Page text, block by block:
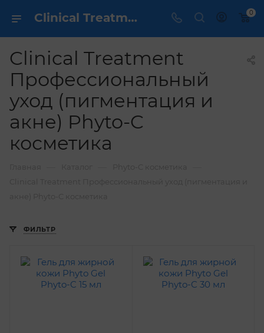
Clinical Treatment Профессиональный уход (пигментация и акне) Phyto-C косметика / dermcare.ru 0
Clinical Treatment
Профессиональный
уход (пигментация и
акне) Phyto-C
косметика
ФИЛЬТР